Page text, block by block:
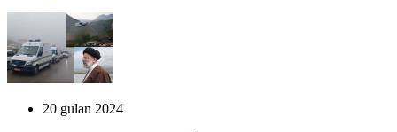
20 gulan 2024